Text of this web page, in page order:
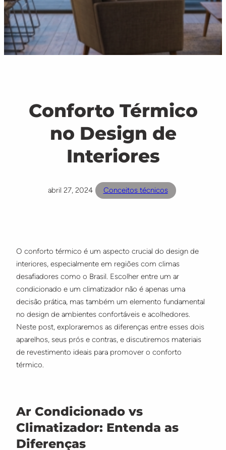
Conforto Térmico
no Design de
Interiores
abril 27, 2024 Conceitos técnicos
O conforto térmico é um aspecto crucial do design de
interiores, especialmente em regiões com climas
desafiadores como o Brasil. Escolher entre um ar
condicionado e um climatizador não é apenas uma
decisão prática, mas também um elemento fundamental
no design de ambientes confortáveis e acolhedores.
Neste post, exploraremos as diferenças entre esses dois
aparelhos, seus prós e contras, e discutiremos materiais
de revestimento ideais para promover o conforto
térmico.
Ar Condicionado vs
Climatizador: Entenda as
Diferenças